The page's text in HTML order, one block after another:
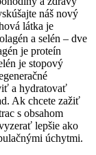
náš nový
látka je
a selén – dve
je proteín
je stopový
a hydratovať
Ak chcete zažiť
s obsahom
lepšie ako
úchytmi.